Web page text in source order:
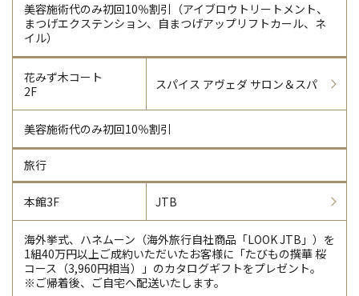
美容施術代のみ初回10％割引（アイブロウトリートメント、
まつげエクステンション、自まつげアップリフトカール、ネ
イル）
花みず木コート
2F
スパイス アヴェダ サロン＆スパ
美容施術代のみ初回10％割引
旅行
本館3F JTB
海外挙式、ハネムーン（海外旅行自社商品「LOOK JTB」）を
1組40万円以上ご成約いただいたお客様に「たびもの撰華 桜
コース（3,960円相当）」のカタログギフトをプレゼント。
※ご帰着後、ご自宅へ配送いたします。